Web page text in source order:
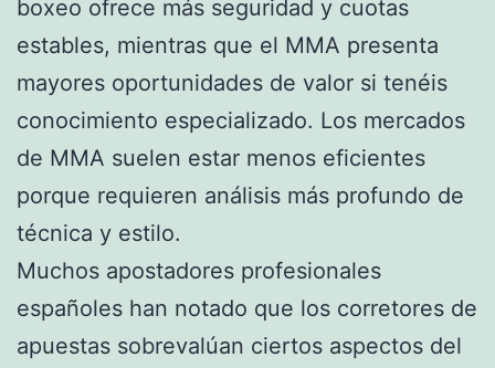
boxeo ofrece más seguridad y cuotas
estables, mientras que el MMA presenta
mayores oportunidades de valor si tenéis
conocimiento especializado. Los mercados
de MMA suelen estar menos eficientes
porque requieren análisis más profundo de
técnica y estilo.
Muchos apostadores profesionales
españoles han notado que los corretores de
apuestas sobrevalúan ciertos aspectos del